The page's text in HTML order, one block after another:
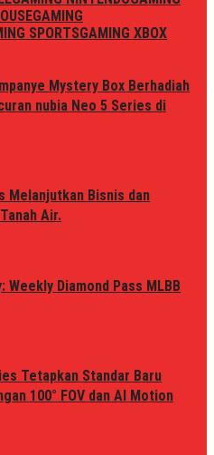
GAMING
SPORTSGAMING XBOX
Mystery Box Berhadiah
nubia Neo 5 Series di
Melanjutkan Bisnis dan
Air.
Weekly Diamond Pass MLBB
Tetapkan Standar Baru
100° FOV dan AI Motion